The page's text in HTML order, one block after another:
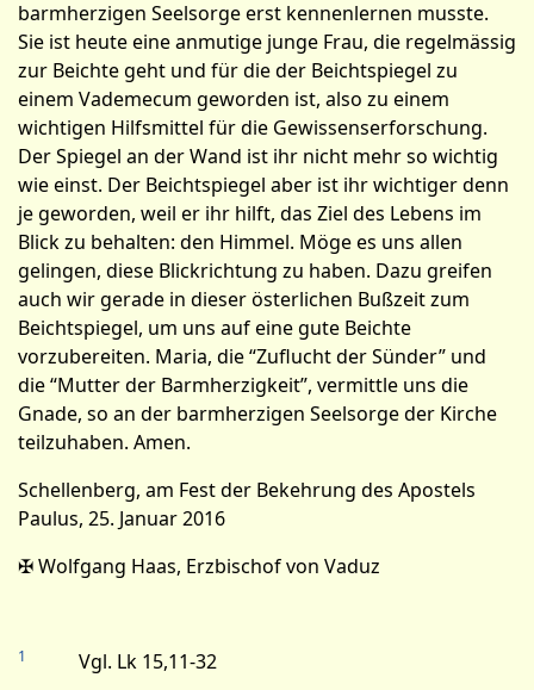
barmherzigen Seelsorge erst kennenlernen musste.
Sie ist heute eine anmutige junge Frau, die regelmässig
zur Beichte geht und für die der Beichtspiegel zu
einem Vademecum geworden ist, also zu einem
wichtigen Hilfsmittel für die Gewissenserforschung.
Der Spiegel an der Wand ist ihr nicht mehr so wichtig
wie einst. Der Beichtspiegel aber ist ihr wichtiger denn
je geworden, weil er ihr hilft, das Ziel des Lebens im
Blick zu behalten: den Himmel. Möge es uns allen
gelingen, diese Blickrichtung zu haben. Dazu greifen
auch wir gerade in dieser österlichen Bußzeit zum
Beichtspiegel, um uns auf eine gute Beichte
vorzubereiten. Maria, die “Zuflucht der Sünder” und
die “Mut­ter der Barmherzigkeit”, vermittle uns die
Gnade, so an der barmherzigen Seelsorge der Kirche
teilzuhaben. Amen.
Schellenberg, am Fest der Bekehrung des Apostels
Paulus, 25. Januar 2016
✠ Wolfgang Haas, Erzbischof von Vaduz
1 Vgl. Lk 15,11-32